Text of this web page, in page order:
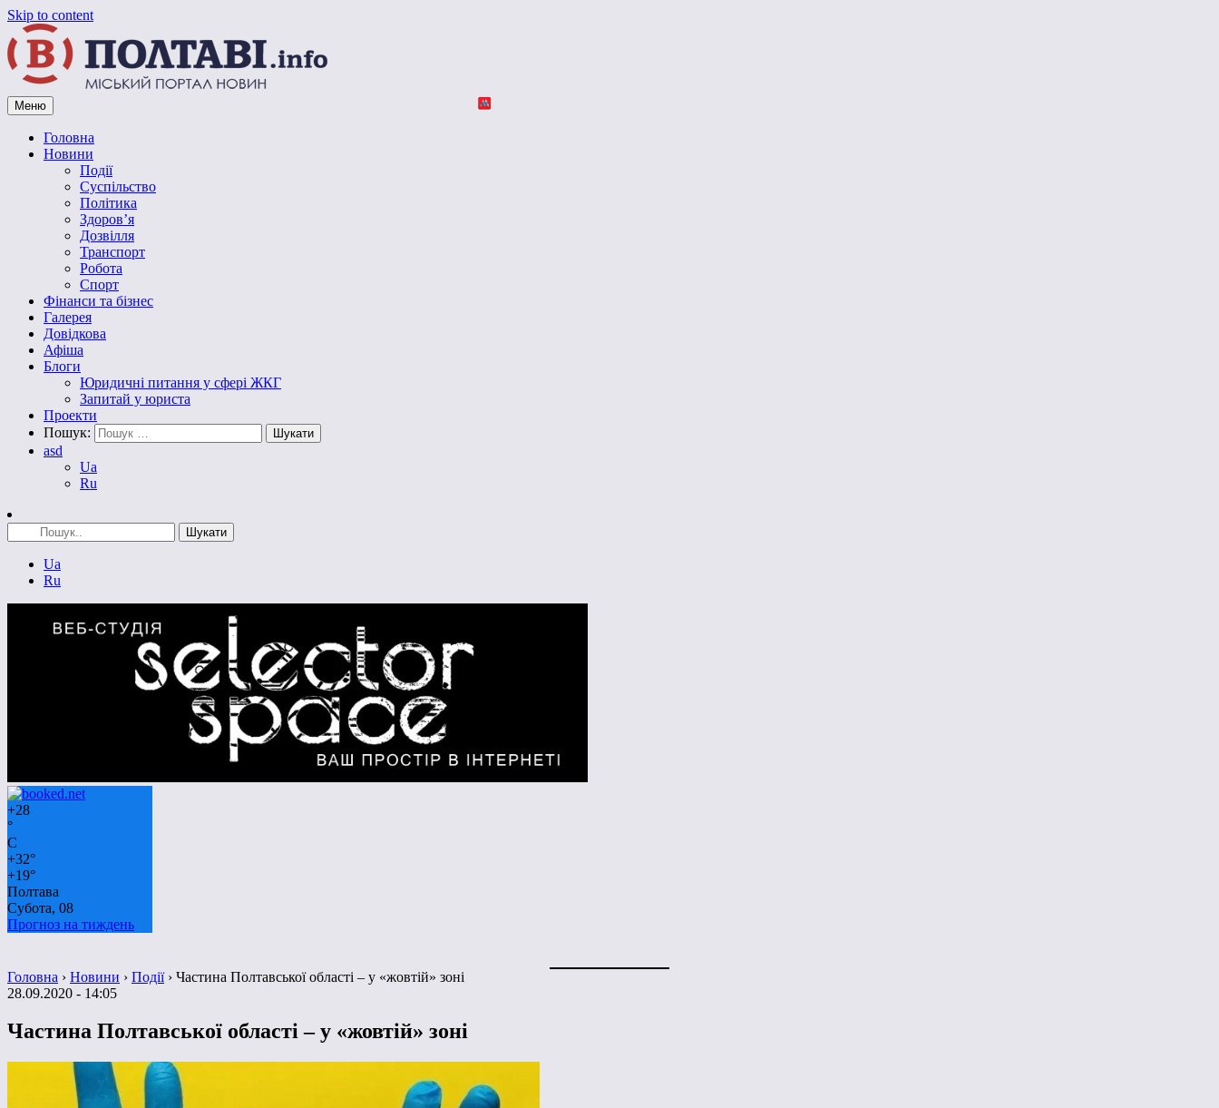
Skip to content
Vpoltave.info
Полтавський портал новин
Меню
Головна
Новини
Події
Суспільство
Політика
Здоров’я
Дозвілля
Транспорт
Робота
Спорт
Фінанси та бізнес
Галерея
Довідкова
Афіша
Блоги
Юридичні питання у сфері ЖКГ
Запитай у юриста
Проекти
Пошук:
asd
Ua
Ru
Ua
Ru
+28
°
C
+32°
+19°
Полтава
Субота, 08
Прогноз на тиждень
Головна › Новини › Події› Частина Полтавської області – у «жовтій» зоні
28.09.2020 - 14:05
Частина Полтавської області – у «жовтій» зоні